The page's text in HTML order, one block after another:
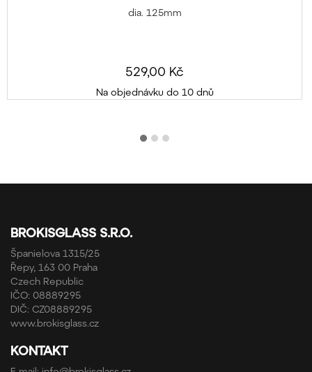
dia. 125mm
529,00 Kč
Na objednávku do 10 dnů
BROKISGLASS S.R.O.
Španielova 1315/25
Řepy, 163 00 Praha
Czech Republic
IČO: 08889295
DIČ: CZ08889295
www.brokisglass.cz
KONTAKT